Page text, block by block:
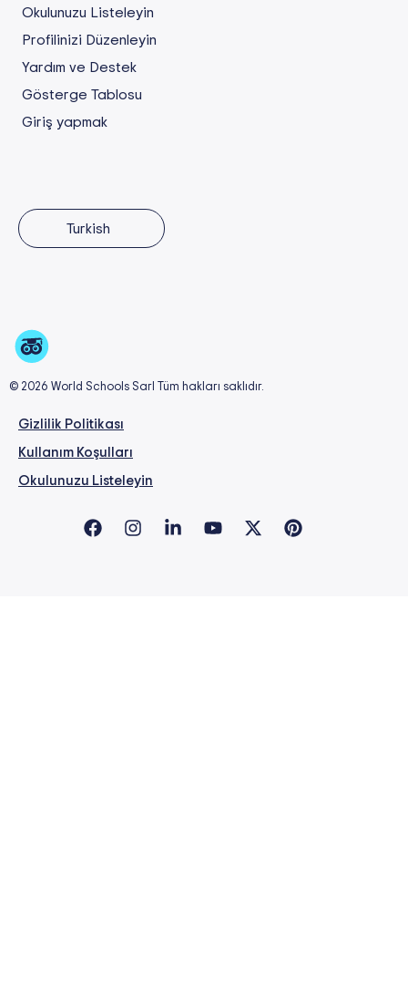
Okulunuzu Listeleyin
Profilinizi Düzenleyin
Yardım ve Destek
Gösterge Tablosu
Giriş yapmak
© 2026 World Schools Sarl Tüm hakları saklıdır.
Gizlilik Politikası
Kullanım Koşulları
Okulunuzu Listeleyin
Turkish